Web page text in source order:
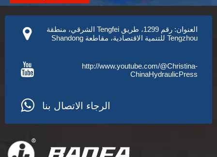
العنوان: رقم 1299، طريق Tengfei الشرقي، منطقة
Tengzhou للتنمية الاقتصادية، مقاطعة Shandong
http://www.youtube.com/@Christina-
ChinaHydraulicPress
الرجاء الاتصال بنا